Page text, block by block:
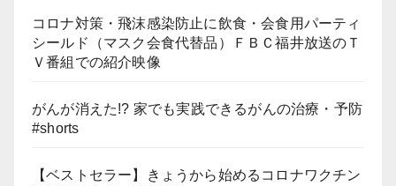
コロナ対策・飛沫感染防止に飲食・会食用パーティ
シールド（マスク会食代替品）ＦＢＣ福井放送のＴ
Ｖ番組での紹介映像
がんが消えた!? 家でも実践できるがんの治療・予防
#shorts
【ベストセラー】きょうから始めるコロナワクチン